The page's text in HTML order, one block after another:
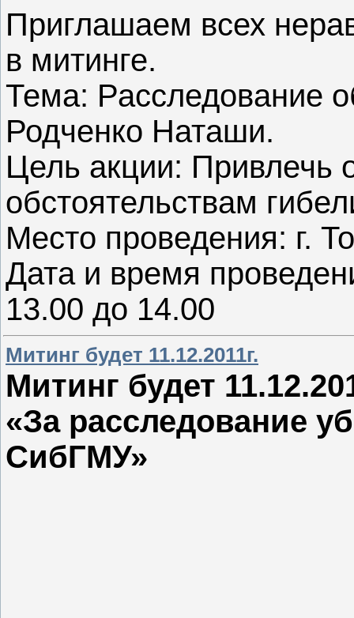
Приглашаем всех
в митинге.
Тема: Расследование
Родченко Наташи.
Цель акции: Привлечь
обстоятельствам
Место проведения: г.
Дата и время
13.00 до 14.00
Митинг будет 11.12.2011г.
Митинг будет
«За расследование
СибГМУ»